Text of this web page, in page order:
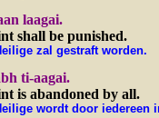
laagai.
shall be punished.
zal gestraft worden.
ti-aagai.
is abandoned by all.
wordt door iedereen